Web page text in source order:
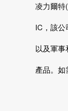
凌力爾特
IC ，該
以及軍事
產品。如